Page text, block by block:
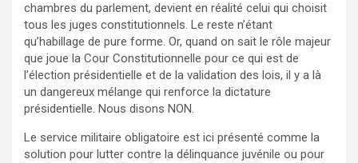
chambres du parlement, devient en réalité celui qui choisit
tous les juges constitutionnels. Le reste n’étant
qu’habillage de pure forme. Or, quand on sait le rôle majeur
que joue la Cour Constitutionnelle pour ce qui est de
l’élection présidentielle et de la validation des lois, il y a là
un dangereux mélange qui renforce la dictature
présidentielle. Nous disons NON.
Le service militaire obligatoire est ici présenté comme la
solution pour lutter contre la délinquance juvénile ou pour